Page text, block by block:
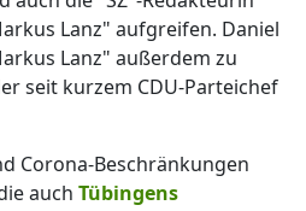
Lanz" aufgreifen. Daniel
Lanz" außerdem zu
seit kurzem CDU-Parteichef
Corona-Beschränkungen
auch Tübingens